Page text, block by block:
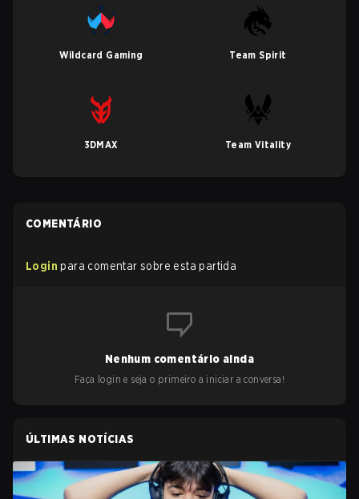
Wildcard Gaming Team Spirit
3DMAX Team Vitality
COMENTÁRIO
Login para comentar sobre esta partida
Nenhum comentário ainda
Faça login e seja o primeiro a iniciar a conversa!
ÚLTIMAS NOTÍCIAS